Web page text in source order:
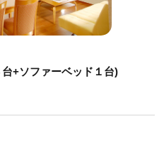
+ソファーベッド１台)